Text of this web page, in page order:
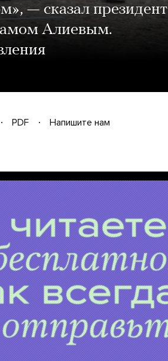
— сказал президент
Алиевым.
PDF
Напишите нам